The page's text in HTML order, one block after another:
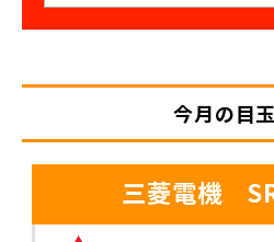
今月の目
三菱電機